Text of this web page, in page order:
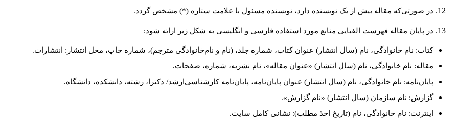
در صورتی‌که مقاله بیش از یک نویسنده دارد، نویسنده مسئول با علامت ستاره (*) مشخص گردد.
در پایان مقاله فهرست الفبایی منابع مورد استفاده فارسی و انگلیسی به شکل زیر ارائه شود:
کتاب: نام خانوادگی، نام (سال انتشار) عنوان کتاب، شماره جلد، (نام و نام‌خانوادگی مترجم)، شماره چاپ، محل انتشار: انتشارات.
مقاله: نام خانوادگی، نام (سال انتشار) «عنوان مقاله»، نام نشریه، شماره، صفحات.
پایان‌نامه: نام خانوادگی، نام (سال انتشار) عنوان پایان‌نامه، پایان‌نامه کارشناسی‌ارشد/ دکترا، رشته، دانشکده، دانشگاه.
گزارش: نام سازمان (سال انتشار) «نام گزارش».
اینترنت: نام خانوادگی، نام (تاریخ اخذ مطلب): نشانی کامل سایت.